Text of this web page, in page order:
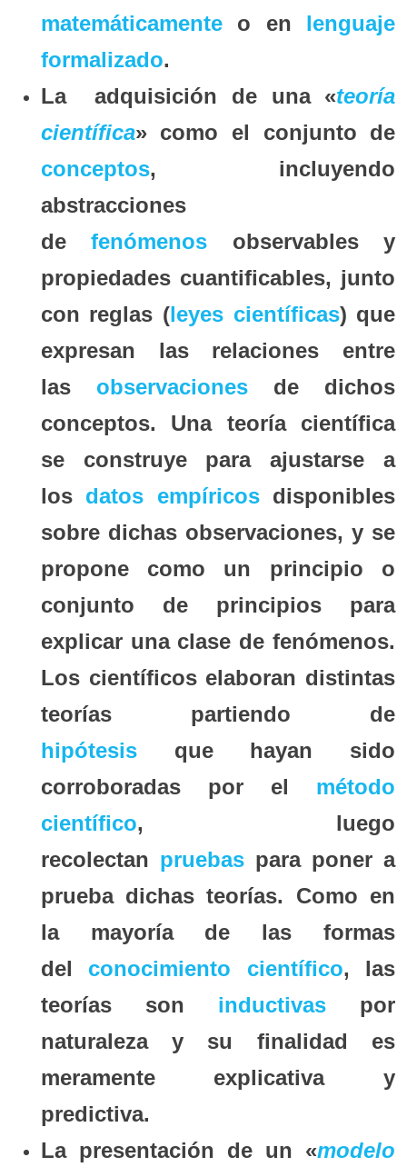
matemáticamenteo en lenguaje
formalizado.
La adquisición de una «teoría
científica» como el conjunto de
conceptos, incluyendo
abstracciones
defenómenos observables y
propiedades cuantificables, junto
con reglas (leyes científicas) que
expresan las relaciones entre
las observacionesde dichos
conceptos. Una teoría científica
se construye para ajustarse a
los datos empíricosdisponibles
sobre dichas observaciones, y se
propone como un principio o
conjunto de principios para
explicar una clase de fenómenos.
Los científicos elaboran distintas
teorías partiendo de
hipótesisque hayan sido
corroboradas por el método
científico, luego
recolectan pruebaspara poner a
prueba dichas teorías. Como en
la mayoría de las formas
del conocimiento científico, las
teorías son inductivas por
naturaleza y su finalidad es
meramente explicativa y
predictiva.
La presentación de un «modelo